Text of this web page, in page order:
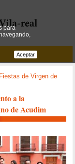
Fiestas de Virgen de
a la
de Acudim
para
Aceptar